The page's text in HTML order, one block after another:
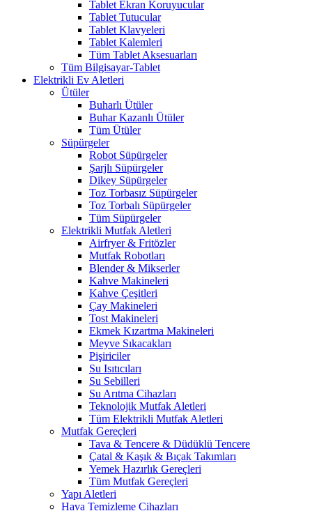
Tablet Ekran Koruyucular
Tablet Tutucular
Tablet Klavyeleri
Tablet Kalemleri
Tüm Tablet Aksesuarları
Tüm Bilgisayar-Tablet
Elektrikli Ev Aletleri
Ütüler
Buharlı Ütüler
Buhar Kazanlı Ütüler
Tüm Ütüler
Süpürgeler
Robot Süpürgeler
Şarjlı Süpürgeler
Dikey Süpürgeler
Toz Torbasız Süpürgeler
Toz Torbalı Süpürgeler
Tüm Süpürgeler
Elektrikli Mutfak Aletleri
Airfryer & Fritözler
Mutfak Robotları
Blender & Mikserler
Kahve Makineleri
Kahve Çeşitleri
Çay Makineleri
Tost Makineleri
Ekmek Kızartma Makineleri
Meyve Sıkacakları
Pişiriciler
Su Isıtıcıları
Su Sebilleri
Su Arıtma Cihazları
Teknolojik Mutfak Aletleri
Tüm Elektrikli Mutfak Aletleri
Mutfak Gereçleri
Tava & Tencere & Düdüklü Tencere
Çatal & Kaşık & Bıçak Takımları
Yemek Hazırlık Gereçleri
Tüm Mutfak Gereçleri
Yapı Aletleri
Hava Temizleme Cihazları